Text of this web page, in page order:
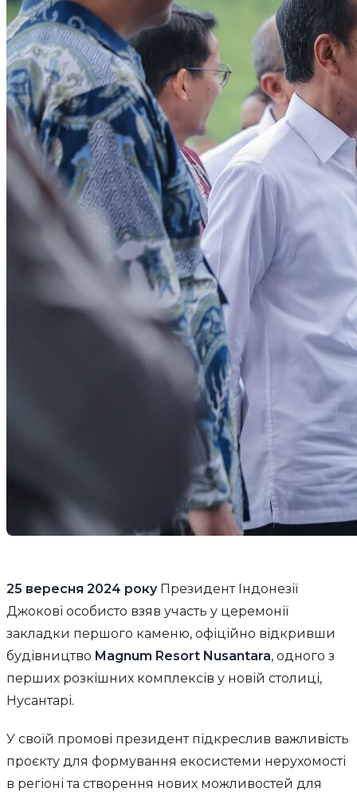
25 вересня 2024 рокуПрезидент Індонезії
Джокові особисто взяв участь у церемонії
закладки першого каменю, офіційно відкривши
будівництво Magnum Resort Nusantara, одного з
перших розкішних комплексів у новій столиці,
Нусантарі.
У своїй промові президент підкреслив важливість
проєкту для формування екосистеми нерухомості
в регіоні та створення нових можливостей для